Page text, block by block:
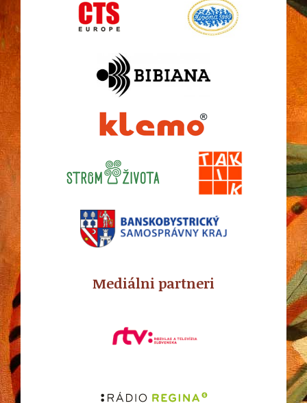
Mediálni partneri